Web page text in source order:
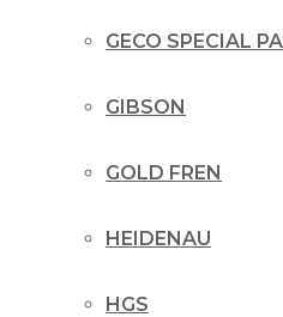
GECO SPECIAL
GIBSON
GOLD FREN
HEIDENAU
HGS